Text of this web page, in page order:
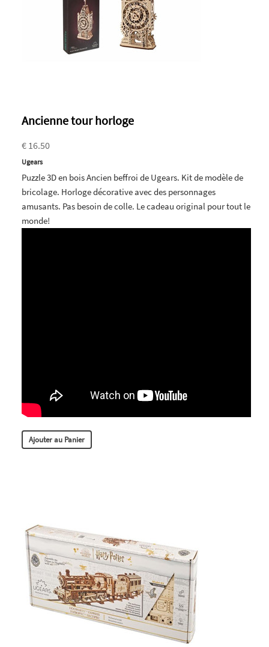
Ancienne tour horloge
€ 16.50
Ugears
Puzzle 3D en bois Ancien beffroi de Ugears. Kit de modèle de
bricolage. Horloge décorative avec des personnages
amusants. Pas besoin de colle. Le cadeau original pour tout le
monde!
Ajouter au Panier